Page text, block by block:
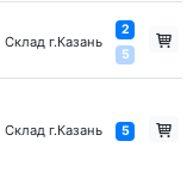
Склад г.Казань
2
5
Склад г.Казань 5